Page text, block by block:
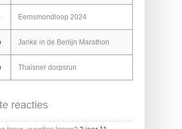
Eemsmondloop 2024
Janke in de Berlijn Marathon
Thaisner dorpsrun
reacties